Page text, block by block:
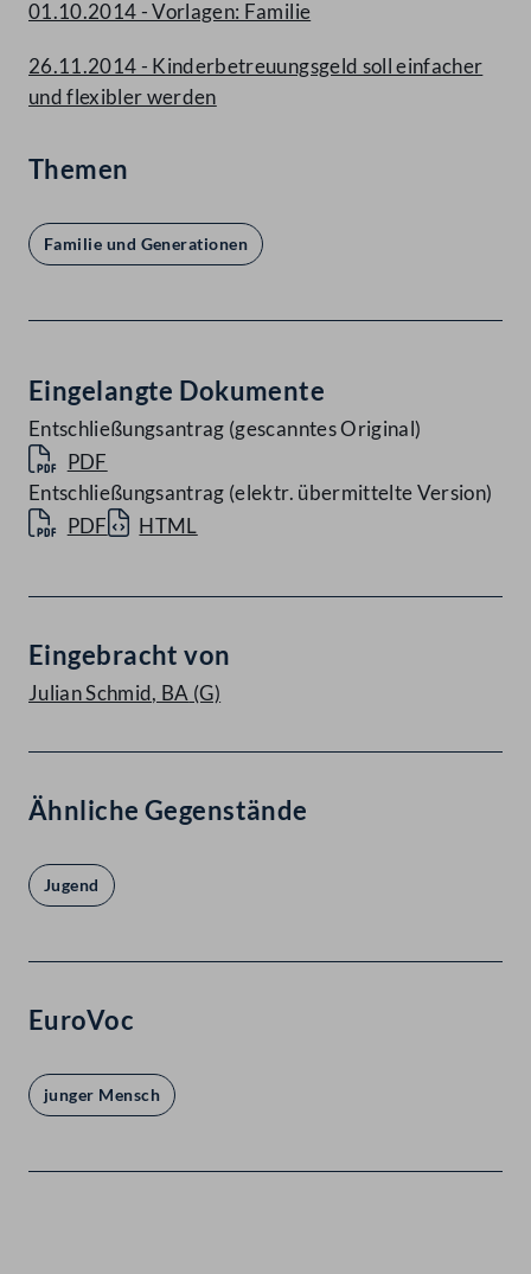
01.10.2014 - Vorlagen: Familie
26.11.2014 - Kinderbetreuungsgeld soll einfacher
und flexibler werden
Themen
Familie und Generationen
Eingelangte Dokumente
Entschließungsantrag (gescanntes Original)
PDF
Entschließungsantrag (elektr. übermittelte Version)
PDF
HTML
Eingebracht von
Julian Schmid, BA (G)
Ähnliche Gegenstände
Jugend
EuroVoc
junger Mensch